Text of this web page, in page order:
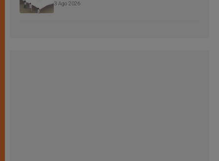
3 Ago 2026